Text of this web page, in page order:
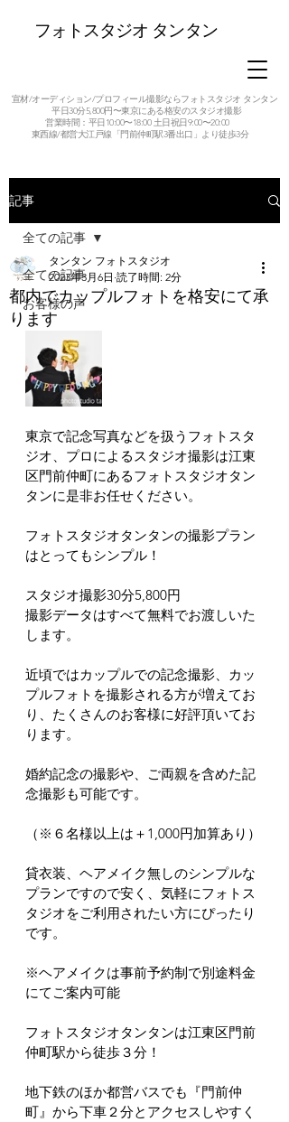
フォトスタジオ タンタン
宣材/オーディション/プロフィール撮影ならフォトスタジオ タンタン
平日30分5,800円〜東京にある格安のスタジオ撮影
営業時間：平日10:00〜18:00 土日祝日9:00〜20:00
東西線/都営大江戸線「門前仲町駅3番出口」より徒歩3分
記事
全ての記事
お客様の声
全ての記事
都内でカップルフォトを格安にて承
ります
タンタン フォトスタジオ
2023年3月6日 読了時間: 2分
東京で記念写真などを扱うフォトスタ
ジオ、プロによるスタジオ撮影は江東
区門前仲町にあるフォトスタジオタン
タンに是非お任せください。
フォトスタジオタンタンの撮影プラン
はとってもシンプル！
スタジオ撮影30分5,800円
撮影データはすべて無料でお渡しいた
します。
近頃ではカップルでの記念撮影、カッ
プルフォトを撮影される方が増えてお
り、たくさんのお客様に好評頂いてお
ります。
婚約記念の撮影や、ご両親を含めた記
念撮影も可能です。
（※６名様以上は＋1,000円加算あり）
貸衣装、ヘアメイク無しのシンプルな
プランですので安く、気軽にフォトス
タジオをご利用されたい方にぴったり
です。
※ヘアメイクは事前予約制で別途料金
にてご案内可能
フォトスタジオタンタンは江東区門前
仲町駅から徒歩３分！
地下鉄のほか都営バスでも『門前仲
町』から下車２分とアクセスしやすく